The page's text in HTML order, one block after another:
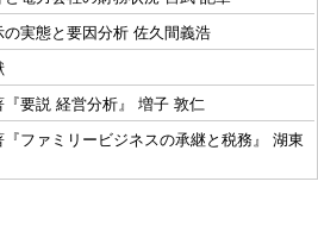
の実態と要因分析 佐久間義浩
『要説 経営分析』 増子 敦仁
『ファミリービジネスの承継と税務』 湖東